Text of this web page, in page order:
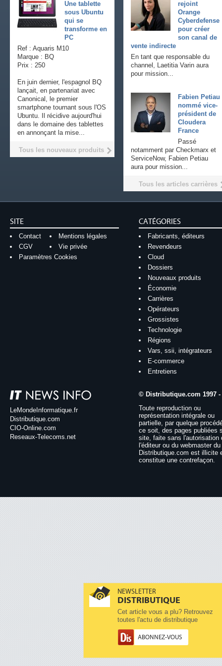
NEWSLETTER
DISTRIBUTIQUE
Cet article vous a plu? Retrouvez
toutes l'actu de distributique
ABONNEZ-VOUS
rejoint
Orange
Cyberdefense
pour créer
son canal de
vente indirecte
En tant que responsable du
channel, Laetitia Varin aura
pour mission...
Fabien Petiau
nommé vice-
président de
Cloudera
France
Passé
notamment par Checkmarx et
ServiceNow, Fabien Petiau
aura pour mission...
Tous les articles carrières
Une tablette
sous Ubuntu
qui se
transforme en
PC
Ref : Aquaris M10
Marque : BQ
Prix : 250
En juin dernier, l'espagnol BQ
lançait, en partenariat avec
Canonical, le premier
smartphone tournant sous l'OS
Ubuntu. Il récidive aujourd'hui
dans le domaine des tablettes
en annonçant la mise...
Tous les nouveaux produits
SITE
Contact
Mentions légales
CGV
Vie privée
Paramètres Cookies
CATÉGORIES
Fabricants, éditeurs
Revendeurs
Cloud
Dossiers
Nouveaux produits
Économie
Carrières
Opérateurs
Grossistes
Technologie
Régions
Vars, ssii, intégrateurs
E-commerce
Entretiens
LeMondeInformatique.fr
Distributique.com
CIO-Online.com
Reseaux-Telecoms.net
© Distributique.com 1997 -
Toute reproduction ou
représentation intégrale ou
partielle, par quelque
ce soit, des pages publiées
site, faite sans l'autorisation
l'éditeur ou du webmaster
Distributique.com est illicite
constitue une contrefaçon.